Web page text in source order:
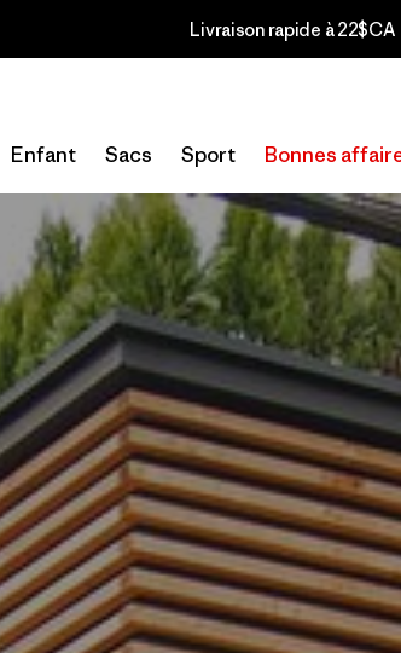
La Terre est désormais notre seul
Enfant Sacs Sport Bonnes